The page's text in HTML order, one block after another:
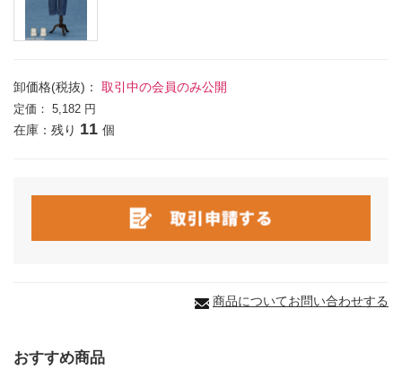
卸価格(税抜)： 取引中の会員のみ公開
定価： 5,182 円
在庫：残り 11 個
商品についてお問い合わせする
おすすめ商品